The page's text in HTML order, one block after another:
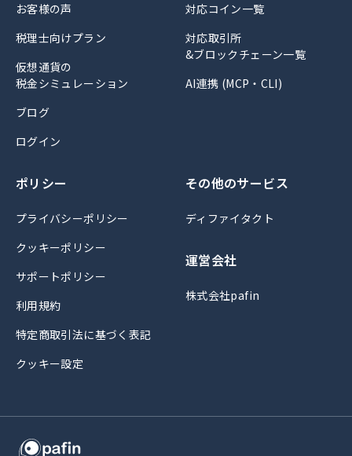
お客様の声
税理士向けプラン
仮想通貨の
税金シミュレーション
ブログ
ログイン
対応コイン一覧
対応取引所
&ブロックチェーン一覧
AI連携 (MCP・CLI)
ポリシー
プライバシーポリシー
クッキーポリシー
サポートポリシー
利用規約
特定商取引法に基づく表記
クッキー設定
その他のサービス
ディファイタクト
運営会社
株式会社pafin